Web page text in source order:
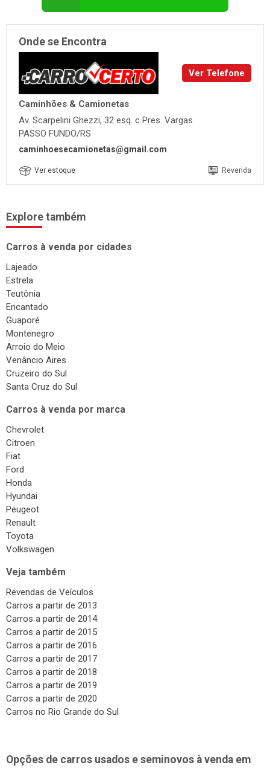
Onde se Encontra
Ver Telefone
Caminhões & Camionetas
Av. Scarpelini Ghezzi, 32 esq. c Pres. Vargas
PASSO FUNDO/RS
Ver estoque
Explore também
Carros à venda por cidades
Lajeado
Estrela
Teutônia
Encantado
Guaporé
Montenegro
Arroio do Meio
Venâncio Aires
Santa Cruz do Sul
Carros à venda por marca
Chevrolet
Citroen
Fiat
Ford
Honda
Hyundai
Peugeot
Renault
Toyota
Volkswagen
Veja também
Revendas de Veículos
Carros a partir de 2013
Carros a partir de 2014
Carros a partir de 2015
Carros a partir de 2016
Carros a partir de 2017
Carros a partir de 2018
Carros no Rio Grande do Sul